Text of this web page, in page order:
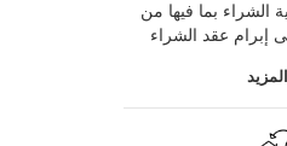
الشراء بما فيها من
إبرام عقد الشراء